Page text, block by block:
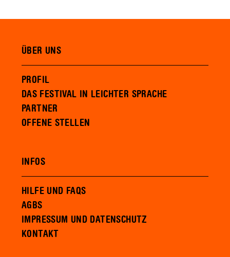
ÜBER UNS
PROFIL
DAS FESTIVAL IN LEICHTER SPRACHE
PARTNER
OFFENE STELLEN
INFOS
HILFE UND FAQS
AGBS
IMPRESSUM UND DATENSCHUTZ
KONTAKT